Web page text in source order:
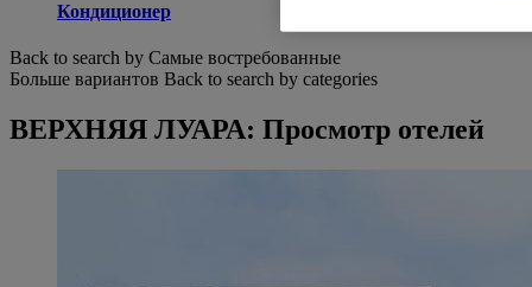
Кондиционер
Back to search by Самые востребованные
Больше вариантов Back to search by categories
ВЕРХНЯЯ ЛУАРА: Просмотр отелей